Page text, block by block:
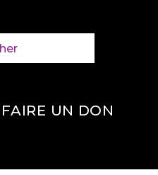
FAIRE UN DON